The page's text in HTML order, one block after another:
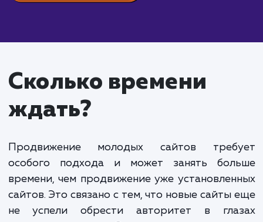
запущенных сайтов, которые ещё не успели
молодыми сайтами. Это включает в себя
аудит сайта, оптимизацию контента и структуры,
также стратегическое построение обратных
для повышения авторитета сайта.
Следует учитывать, что продвижение молодых
сайтов - процесс, требующий времени и
Это инвестиция в будущее вашего бизнеса, и
результаты могут проявиться не сразу. Однако с
стабильный рост трафика и улучшение позиций в